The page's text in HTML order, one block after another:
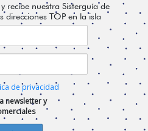
recibe nuestra Sisterguía de
direcciones TOP en la isla
de privacidad
newsletter y